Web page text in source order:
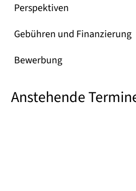
Perspektiven
Gebühren und Finanzierung
Bewerbung
Anstehende